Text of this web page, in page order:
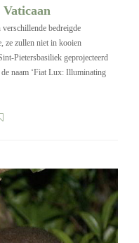
bedreigde
ze zullen niet in kooien
Pietersbasiliek geprojecteerd
naam ‘Fiat Lux: Illuminating